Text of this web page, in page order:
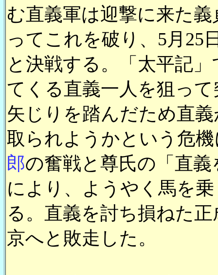
む直義軍は迎撃に来た義
ってこれを破り、5月25
と決戦する。「太平記」
てくる直義一人を狙っ
矢じりを踏んだため直
取られようかという危
郎の奮戦と尊氏の「直
により、ようやく馬を
る。直義を討ち損ねた
京へと敗走した。